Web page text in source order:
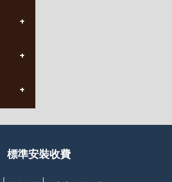
號
街
口)
28號
小巴)
標準安裝收費